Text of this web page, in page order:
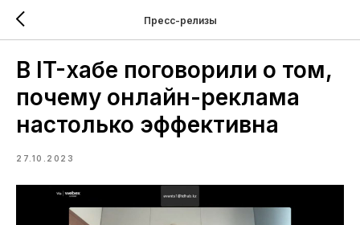
Пресс-релизы
В IT-хабе поговорили о том,
почему онлайн-реклама
настолько эффективна
27.10.2023